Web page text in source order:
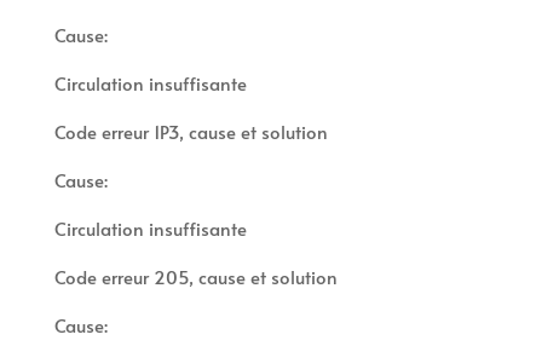
Cause:
Circulation insuffisante
Code erreur 1P3, cause et solution
Cause:
Circulation insuffisante
Code erreur 205, cause et solution
Cause: